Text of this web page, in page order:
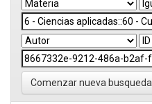
Comenzar nueva busqueda